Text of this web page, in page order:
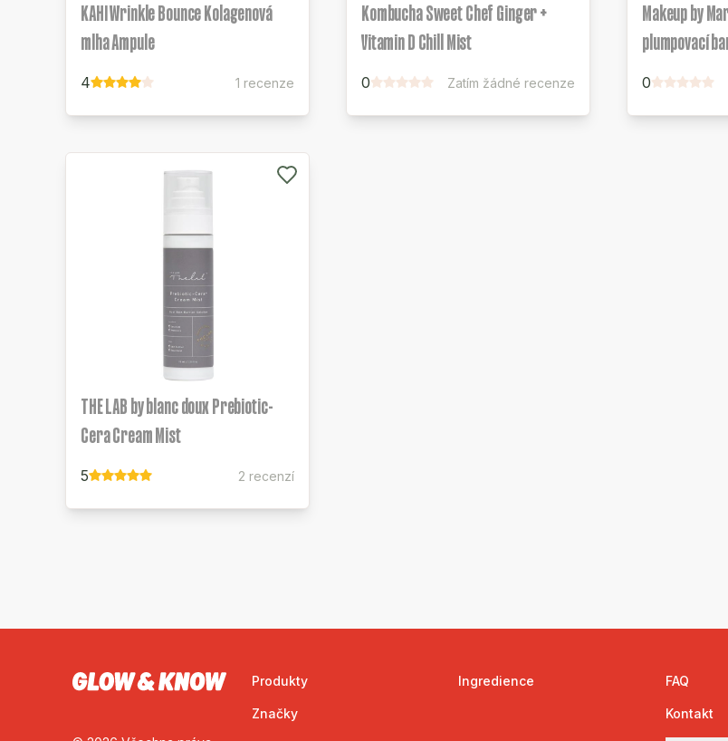
KAHI Wrinkle Bounce Kolagenová
mlha Ampule
4 1 recenze
Kombucha Sweet Chef Ginger +
Vitamin D Chill Mist
0 Zatím žádné recenze
Makeup by
plumpovací
0
THE LAB by blanc doux Prebiotic-
Cera Cream Mist
5 2 recenzí
Produkty
Značky
Ingredience FAQ
Kontakt